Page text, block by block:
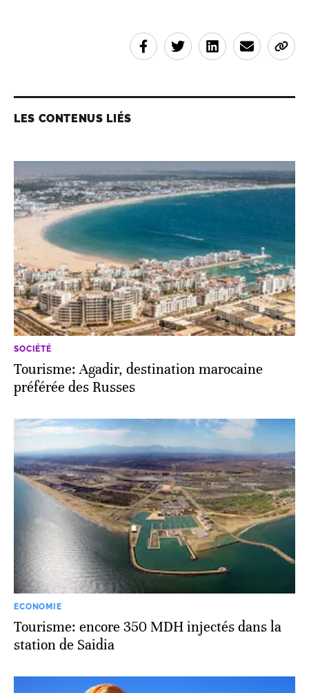
LES CONTENUS LIÉS
SOCIÉTÉ
Tourisme: Agadir, destination marocaine
préférée des Russes
ECONOMIE
Tourisme: encore 350 MDH injectés dans la
station de Saidia